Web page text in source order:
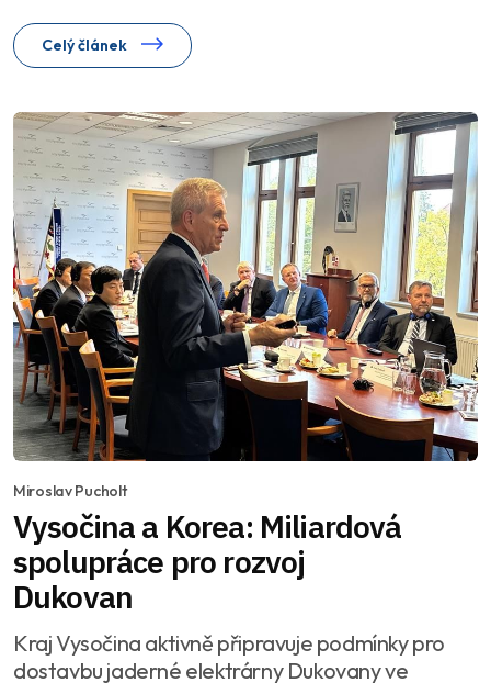
Celý článek
Miroslav Pucholt
Vysočina a Korea: Miliardová
spolupráce pro rozvoj
Dukovan
Kraj Vysočina aktivně připravuje podmínky pro
dostavbu jaderné elektrárny Dukovany ve